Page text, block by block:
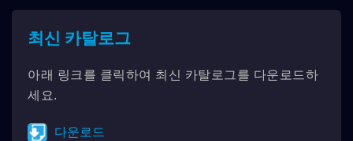
최신 카탈로그
아래 링크를 클릭하여 최신 카탈로그를 다운로드하
세요.
다운로드